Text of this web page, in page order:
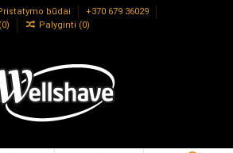
būdai
+370 679 36029
0) Palyginti (0)